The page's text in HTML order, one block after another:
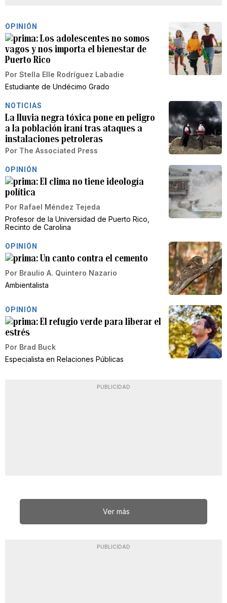
OPINIÓN
Los adolescentes no somos
vagos y nos importa el bienestar de
Puerto Rico
Por Stella Elle Rodríguez Labadie
Estudiante de Undécimo Grado
NOTICIAS
La lluvia negra tóxica pone en peligro
a la población iraní tras ataques a
instalaciones petroleras
Por The Associated Press
OPINIÓN
El clima no tiene ideología
política
Por Rafael Méndez Tejeda
Profesor de la Universidad de Puerto Rico,
Recinto de Carolina
OPINIÓN
Un canto contra el cemento
Por Braulio A. Quintero Nazario
Ambientalista
OPINIÓN
El refugio verde para liberar el
estrés
Por Brad Buck
Especialista en Relaciones Públicas
PUBLICIDAD
Ver más
PUBLICIDAD